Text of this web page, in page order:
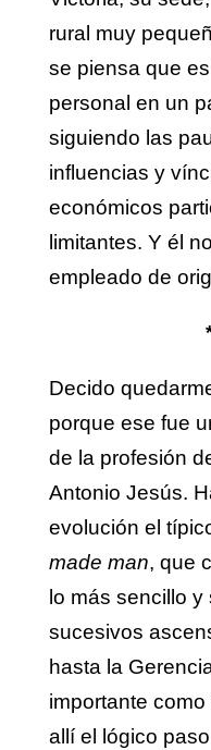
rural muy
se piensa que
personal en un
siguiendo las
influencias y
económicos
limitantes. Y él
empleado de
Decido
porque ese fue
de la profesión
Antonio Jesús.
evolución el
made man, que
lo más sencillo
sucesivos
hasta la
importante
allí el lógico